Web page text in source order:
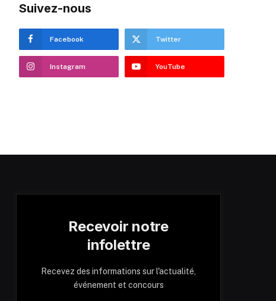
Suivez-nous
Facebook Twitter
Instagram YouTube
Recevoir notre
infolettre
Recevez des informations sur l'actualité,
événement et concours